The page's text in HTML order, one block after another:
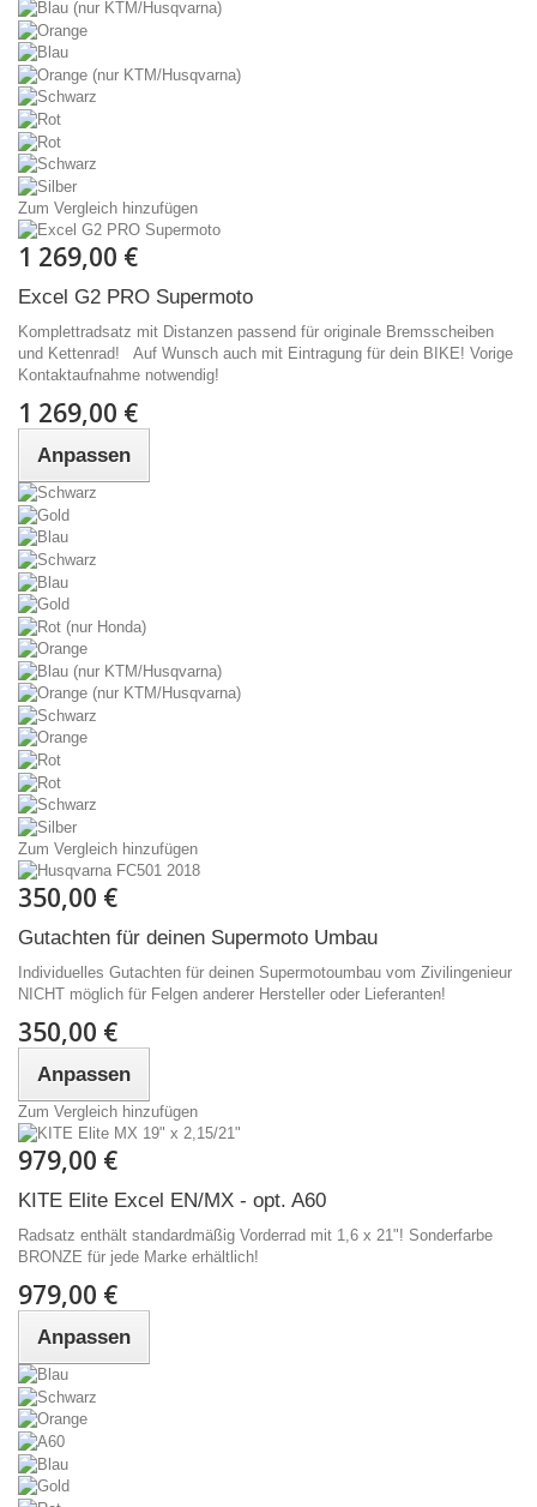
Zum Vergleich hinzufügen
1 269,00 €
Excel G2 PRO Supermoto
Komplettradsatz mit Distanzen passend für originale Bremsscheiben
und Kettenrad! Auf Wunsch auch mit Eintragung für dein BIKE! Vorige
Kontaktaufnahme notwendig!
1 269,00 €
Anpassen
Zum Vergleich hinzufügen
350,00 €
Gutachten für deinen Supermoto Umbau
Individuelles Gutachten für deinen Supermotoumbau vom Zivilingenieur
NICHT möglich für Felgen anderer Hersteller oder Lieferanten!
350,00 €
Anpassen
Zum Vergleich hinzufügen
979,00 €
KITE Elite Excel EN/MX - opt. A60
Radsatz enthält standardmäßig Vorderrad mit 1,6 x 21"! Sonderfarbe
BRONZE für jede Marke erhältlich!
979,00 €
Anpassen